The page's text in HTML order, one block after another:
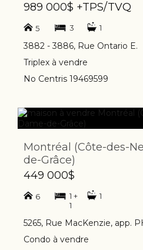
989 000$ +TPS/TVQ
5 3 1
3882 - 3886, Rue Ontario E.
Triplex à vendre
No Centris 19469599
Montréal (Côte-des-
de-Grâce)
449 000$
6
1 +
1
1
5265, Rue MacKenzie, app.
Condo à vendre